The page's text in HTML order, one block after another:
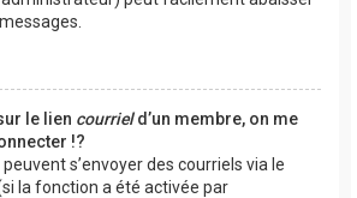
le lien courrield’un membre, on me
!?
s’envoyer des courriels via le
la fonction a été activée par